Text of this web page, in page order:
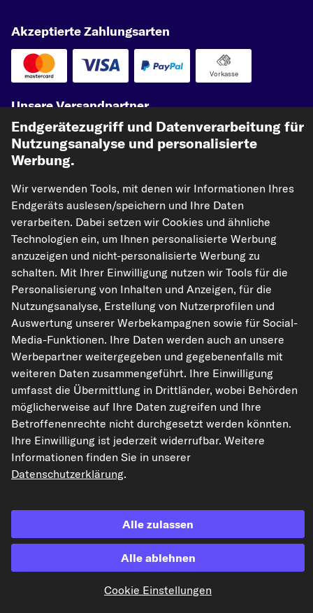
Akzeptierte Zahlungsarten
Vorkasse
Unsere Versandpartner
kfzteile24.de carpardoo.nl
carpardoo.fr
carpardoo.dk
Die hier dargestellten Daten, insbesondere die gesamte Datenbank, dürfen
nicht vervielfältigt werden. Die Vervielfältigung und Verbreitung der Daten und
der Datenbank ohne vorherige Einwilligung von TecAlliance und/oder die
Einbeziehung Dritter in solche Aktivitäten ist streng verboten. Jegliche
unautorisierte Nutzung von Inhalten stellt eine Verletzung des Urheberrechts
dar und kann rechtliche Schritte nach sich ziehen.
Vertrag widerrufen
© 2026 kfzteile24 GmbH - Alle Rechte vorbehalten.
¹„Gratis Versand“ oder „ohne Versandkosten“ entsprechen dem Wegfall der
Endgerätezugriff und Datenverarbeitung für
Nutzungsanalyse und personalisierte
Werbung.
Wir verwenden Tools, mit denen wir Informationen Ihres
Endgeräts auslesen/speichern und Ihre Daten
verarbeiten. Dabei setzen wir Cookies und ähnliche
Technologien ein, um Ihnen personalisierte Werbung
anzuzeigen und nicht-personalisierte Werbung zu
schalten. Mit Ihrer Einwilligung nutzen wir Tools für die
Personalisierung von Inhalten und Anzeigen, für die
Nutzungsanalyse, Erstellung von Nutzerprofilen und
Auswertung unserer Werbekampagnen sowie für Social-
Media-Funktionen. Ihre Daten werden auch an unsere
Werbepartner weitergegeben und gegebenenfalls mit
weiteren Daten zusammengeführt. Ihre Einwilligung
umfasst die Übermittlung in Drittländer, wobei Behörden
möglicherweise auf Ihre Daten zugreifen und Ihre
Betroffenenrechte nicht durchgesetzt werden könnten.
Ihre Einwilligung ist jederzeit widerrufbar. Weitere
Informationen finden Sie in unserer
Datenschutzerklärung.
Alle zulassen
Alle ablehnen
Cookie Einstellungen